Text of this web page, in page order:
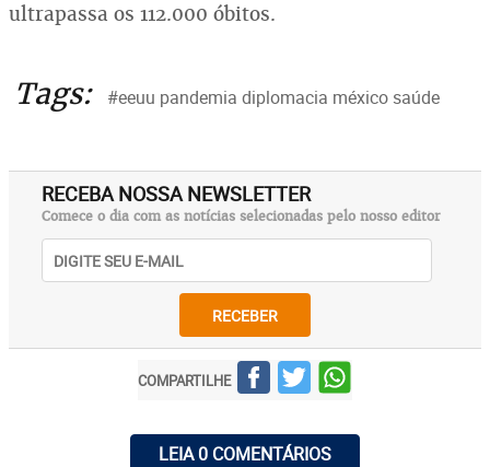
ultrapassa os 112.000 óbitos.
Tags: #eeuu pandemia diplomacia méxico saúde
RECEBA NOSSA NEWSLETTER
Comece o dia com as notícias selecionadas pelo nosso editor
RECEBER
COMPARTILHE
LEIA 0 COMENTÁRIOS